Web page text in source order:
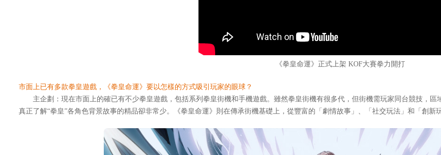
《拳皇命運》正式上架 KOF大賽拳力開打
市面上已有多款拳皇遊戲，《拳皇命運》要以怎樣的方式吸引玩家的眼球？
主企劃：現在市面上的確已有不少拳皇遊戲，包括系列拳皇街機和手機遊戲。雖然拳皇街機有很多代，但街機需玩家同台競技，區
真正了解“拳皇”各角色背景故事的精品卻非常少。《拳皇命運》則在傳承街機基礎上，從豐富的「劇情故事」、「社交玩法」和「創新